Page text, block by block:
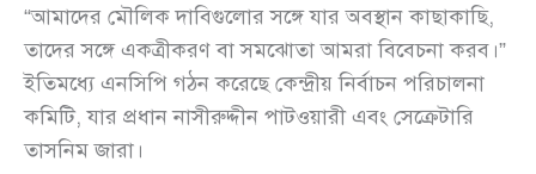
“আমাদের মৌলিক দাবিগুলোর সঙ্গে যার অবস্থান কাছাকাছি,
তাদের সঙ্গে একত্রীকরণ বা সমঝোতা আমরা বিবেচনা করব।”
ইতিমধ্যে এনসিপি গঠন করেছে কেন্দ্রীয় নির্বাচন পরিচালনা
কমিটি, যার প্রধান নাসীরুদ্দীন পাটওয়ারী এবং সেক্রেটারি
তাসনিম জারা।